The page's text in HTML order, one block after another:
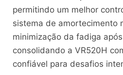
permitindo um melhor
sistema de amortecimento
minimização da fadiga
consolidando a VR520H
confiável para desafios